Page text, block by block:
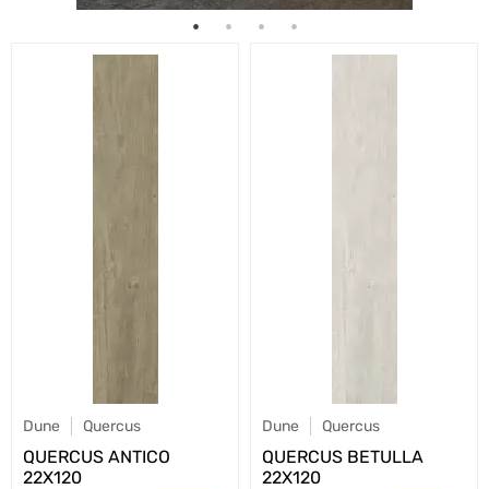
Dune Quercus
QUERCUS ANTICO
22X120
Dune Quercus
QUERCUS BETULLA
22X120